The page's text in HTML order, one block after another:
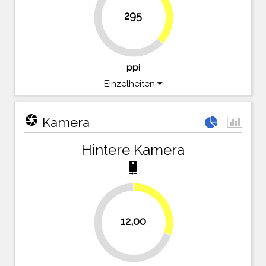
295
63.4%
36.6%
ppi
Einzelheiten
camera Kamera
Hintere Kamera
camera_rear
12,00
70%
30%